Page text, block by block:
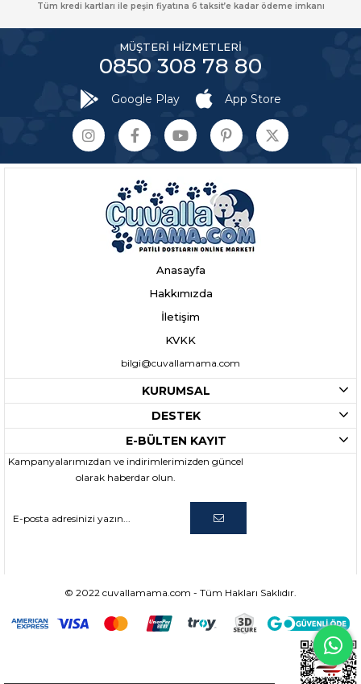
Tüm kredi kartları ile peşin fiyatına 6 taksit’e kadar ödeme imkanı
MÜŞTERİ HİZMETLERİ
0850 308 78 80
Google Play App Store
Anasayfa
Hakkımızda
İletişim
KVKK
bilgi@cuvallamama.com
KURUMSAL
DESTEK
E-BÜLTEN KAYIT
Kampanyalarımızdan ve indirimlerimizden güncel
olarak haberdar olun.
© 2022 cuvallamama.com - Tüm Hakları Saklıdır.